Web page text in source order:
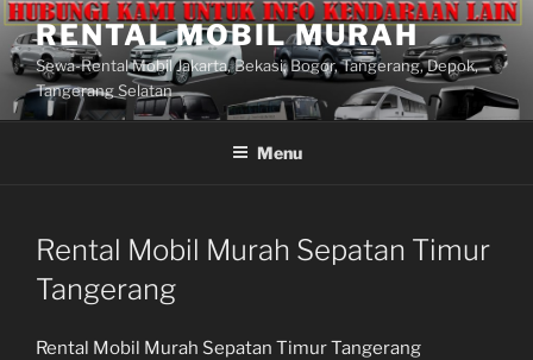
Lompat
ke
konten
RENTAL MOBIL MURAH
Sewa-Rental Mobil Jakarta, Bekasi, Bogor, Tangerang, Depok,
Tangerang Selatan
Menu
Rental Mobil Murah Sepatan Timur
Tangerang
Rental Mobil Murah Sepatan Timur Tangerang